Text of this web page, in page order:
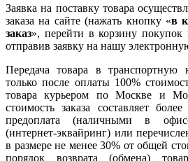
Заявка на поставку товара
заказа на сайте (нажать кнопку «в
заказ», перейти в корзину покупок
отправив заявку на нашу
Передача товара в транспортную
только после оплаты 100%
товара курьером по Москве и
стоимость заказа составляет
предоплата (наличными в
(интернет-эквайринг) или
в размере не менее 30% от общей
порядок возврата (обмена)